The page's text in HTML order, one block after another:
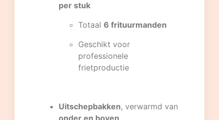
per stuk
Totaal 6 frituurmanden
Geschikt voor
professionele
frietproductie
Uitschepbakken, verwarmd van